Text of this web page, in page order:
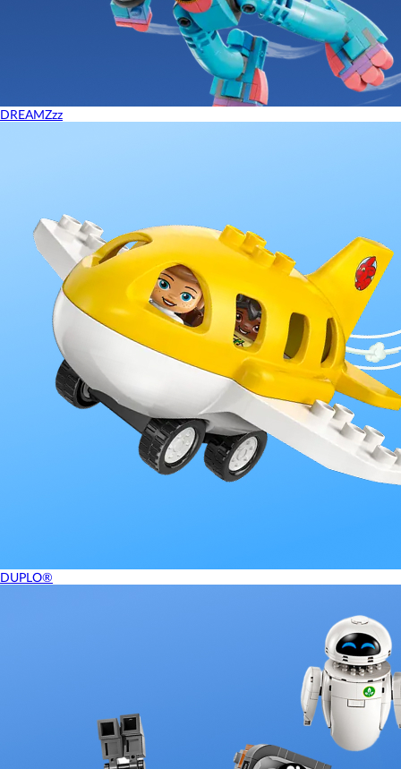
DREAMZzz
DUPLO®